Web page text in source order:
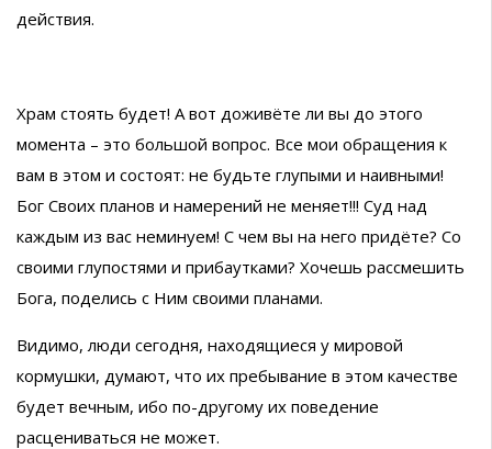
действия.
Храм стоять будет! А вот доживёте ли вы до этого
момента – это большой вопрос. Все мои обращения к
вам в этом и состоят: не будьте глупыми и наивными!
Бог Своих планов и намерений не меняет!!! Суд над
каждым из вас неминуем! С чем вы на него придёте? Со
своими глупостями и прибаутками? Хочешь рассмешить
Бога, поделись с Ним своими планами.
Видимо, люди сегодня, находящиеся у мировой
кормушки, думают, что их пребывание в этом качестве
будет вечным, ибо по-другому их поведение
расцениваться не может.